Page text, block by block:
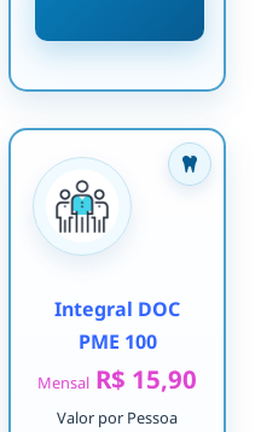
Integral DOC
PME 100
Mensal R$ 15,90
Valor por Pessoa